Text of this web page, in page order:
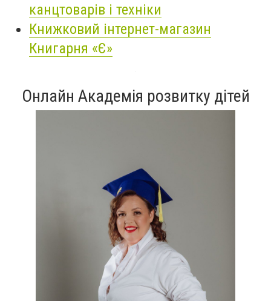
канцтоварів і техніки
Книжковий інтернет-магазин
Книгарня «Є»
Онлайн Академія розвитку дітей